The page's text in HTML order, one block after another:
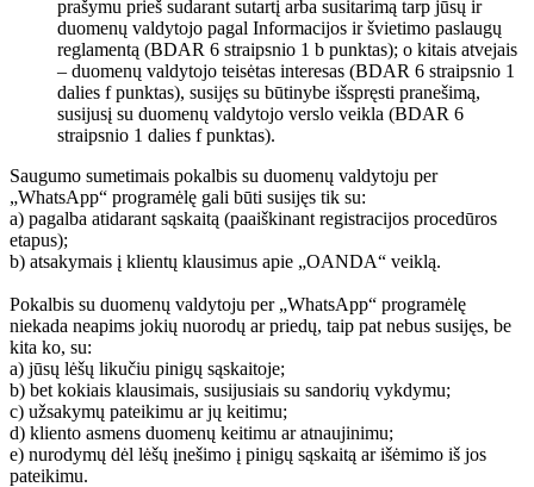
prašymu prieš sudarant sutartį arba susitarimą tarp jūsų ir
duomenų valdytojo pagal Informacijos ir švietimo paslaugų
reglamentą (BDAR 6 straipsnio 1 b punktas); o kitais atvejais
– duomenų valdytojo teisėtas interesas (BDAR 6 straipsnio 1
dalies f punktas), susijęs su būtinybe išspręsti pranešimą,
susijusį su duomenų valdytojo verslo veikla (BDAR 6
straipsnio 1 dalies f punktas).
Saugumo sumetimais pokalbis su duomenų valdytoju per
„WhatsApp“ programėlę gali būti susijęs tik su:
a) pagalba atidarant sąskaitą (paaiškinant registracijos procedūros
etapus);
b) atsakymais į klientų klausimus apie „OANDA“ veiklą.
Pokalbis su duomenų valdytoju per „WhatsApp“ programėlę
niekada neapims jokių nuorodų ar priedų, taip pat nebus susijęs, be
kita ko, su:
a) jūsų lėšų likučiu pinigų sąskaitoje;
b) bet kokiais klausimais, susijusiais su sandorių vykdymu;
c) užsakymų pateikimu ar jų keitimu;
d) kliento asmens duomenų keitimu ar atnaujinimu;
e) nurodymų dėl lėšų įnešimo į pinigų sąskaitą ar išėmimo iš jos
pateikimu.